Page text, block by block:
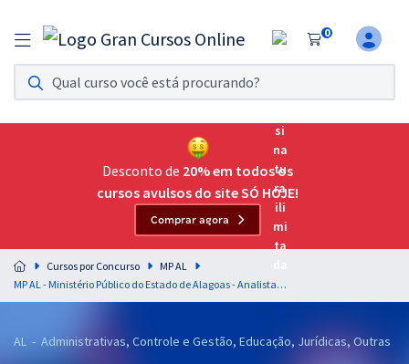
0
Assinatura Ilimitada 11
Acesso a todos os cursos. Teste grátis por 7 dias!
Assinatura OAB Até Passar
Acesso ilimitado a toda preparação para o Exame da
Residências Multiprofissionais
Preparação completa e intensiva para as principais
residências em saúde do Brasil
Desconto de 20% em todos os
cursos avulsos do site SÓ HOJE!
Comprar agora
Cursos por Concurso
MP AL
MP AL - Ministério Público do Estado de Alagoas - Analista do Ministério Público - Área de Engenharia Civil
AL - Administrativas, Controle e Gestão, Educação, Jurídicas, Outras